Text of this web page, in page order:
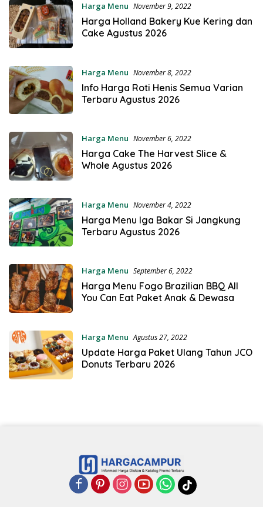
Harga Menu November 9, 2022
Harga Holland Bakery Kue Kering dan
Cake Agustus 2026
Harga Menu November 8, 2022
Info Harga Roti Henis Semua Varian
Terbaru Agustus 2026
Harga Menu November 6, 2022
Harga Cake The Harvest Slice &
Whole Agustus 2026
Harga Menu November 4, 2022
Harga Menu Iga Bakar Si Jangkung
Terbaru Agustus 2026
Harga Menu September 6, 2022
Harga Menu Fogo Brazilian BBQ All
You Can Eat Paket Anak & Dewasa
Harga Menu Agustus 27, 2022
Update Harga Paket Ulang Tahun JCO
Donuts Terbaru 2026